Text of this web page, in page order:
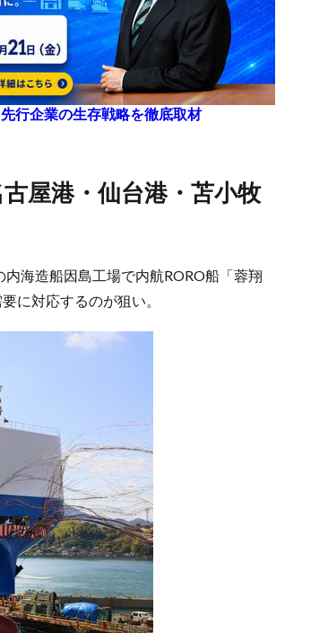
行企業の生存戦略を徹底取材
海造船因島工場で内航RORO船「蓉翔
に対応するのが狙い。